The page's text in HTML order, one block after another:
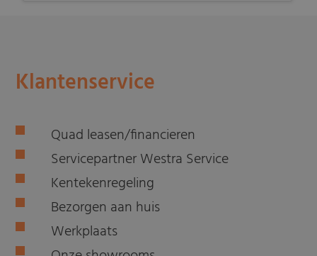
Klantenservice
Quad leasen/financieren
Servicepartner Westra Service
Kentekenregeling
Bezorgen aan huis
Werkplaats